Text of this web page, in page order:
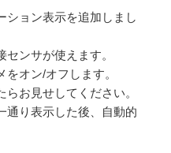
ション表示を追加しまし
ンサが使えます。
オン/オフします。
らお見せしてください。
通り表示した後、自動的